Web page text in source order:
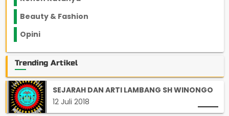
Beauty & Fashion
Opini
Trending Artikel
SEJARAH DAN ARTI LAMBANG SH WINONGO
12 Juli 2018